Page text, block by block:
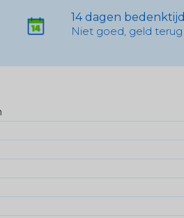
14 dagen bedenktijd
Niet goed, geld terug